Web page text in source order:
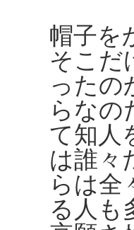
帽子を
そこだ
ったの
らなの
て知人
は誰々
らは全
る人も